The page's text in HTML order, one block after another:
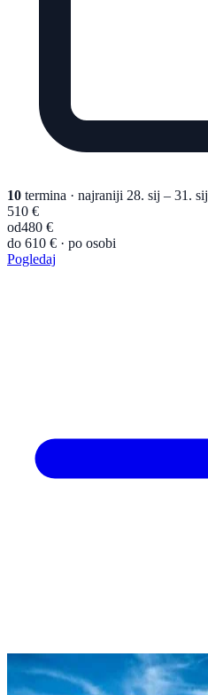
10 termina · najraniji 28. sij – 31. sij
510 €
od480 €
do 610 € · po osobi
Pogledaj